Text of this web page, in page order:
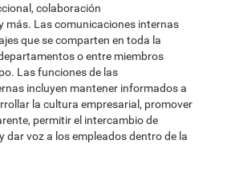
colaboración
más. Las comunicaciones internas
que se comparten en toda la
o entre miembros
Las funciones de las
incluyen mantener informados a
la cultura empresarial, promover
permitir el intercambio de
dar voz a los empleados dentro de la